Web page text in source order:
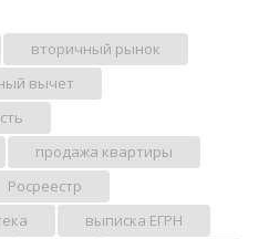
вторичный рынок
вычет
продажа квартиры
Росреестр
выписка ЕГРН